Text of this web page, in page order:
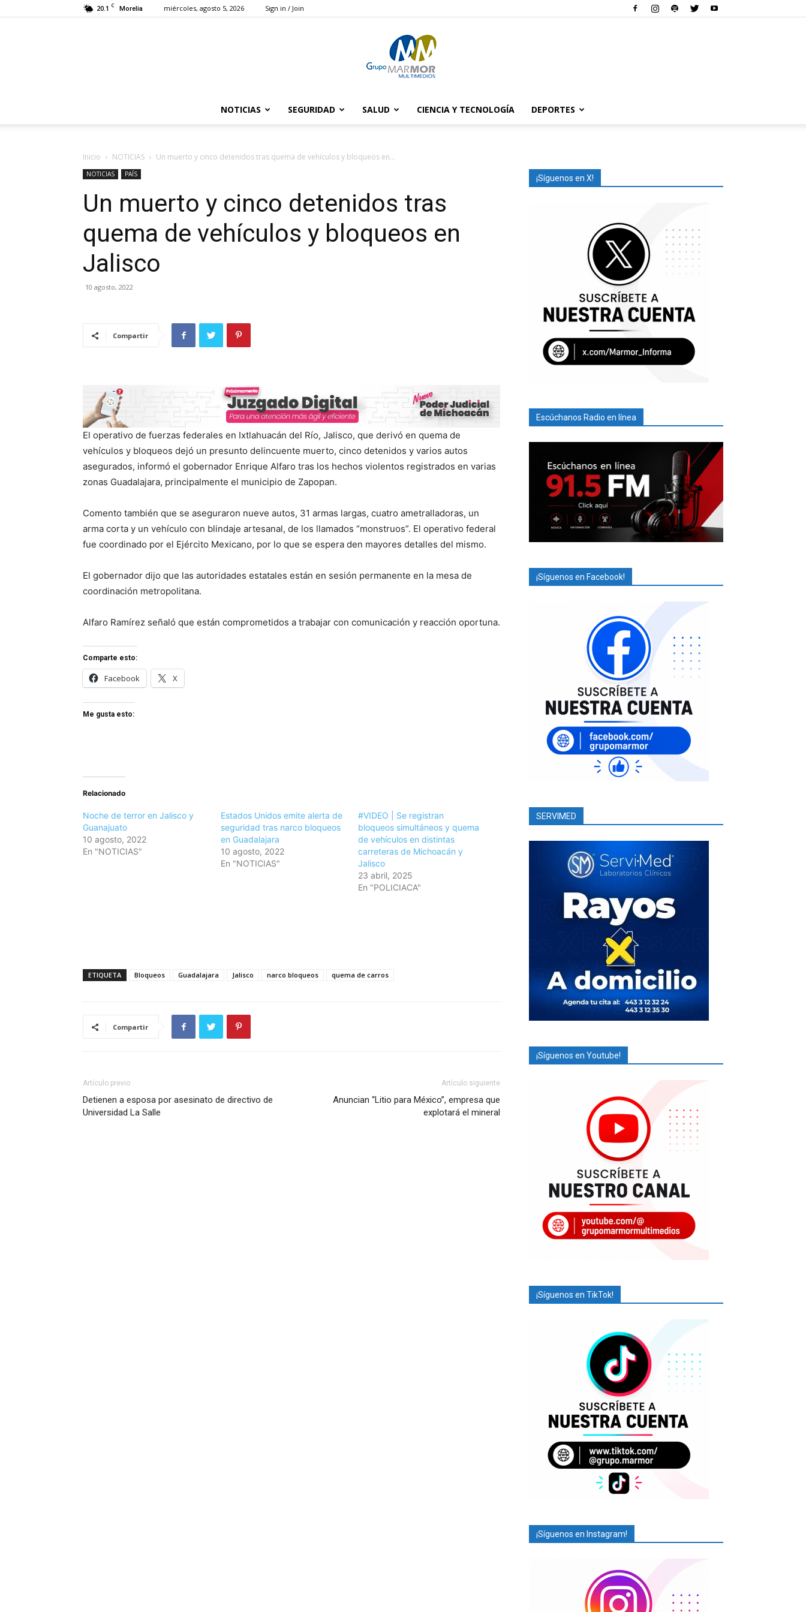
20.1 C Morelia miércoles, agosto 5, 2026 Sign in / Join
Marmor
NOTICIAS SEGURIDAD SALUD CIENCIA Y TECNOLOGÍA DEPORTES
Inicio NOTICIAS Un muerto y cinco detenidos tras quema de vehículos y bloqueos en...
NOTICIAS PAÍS
Un muerto y cinco detenidos tras
quema de vehículos y bloqueos en
Jalisco
10 agosto, 2022
Compartir
El operativo de fuerzas federales en Ixtlahuacán del Río, Jalisco, que derivó en quema de
vehículos y bloqueos dejó un presunto delincuente muerto, cinco detenidos y varios autos
asegurados, informó el gobernador Enrique Alfaro tras los hechos violentos registrados en varias
zonas Guadalajara, principalmente el municipio de Zapopan.
Comento también que se aseguraron nueve autos, 31 armas largas, cuatro ametralladoras, un
arma corta y un vehículo con blindaje artesanal, de los llamados “monstruos”. El operativo federal
fue coordinado por el Ejército Mexicano, por lo que se espera den mayores detalles del mismo.
El gobernador dijo que las autoridades estatales están en sesión permanente en la mesa de
coordinación metropolitana.
Alfaro Ramírez señaló que están comprometidos a trabajar con comunicación y reacción oportuna.
Comparte esto:
Facebook X
Me gusta esto:
Relacionado
Noche de terror en Jalisco y
Guanajuato
10 agosto, 2022
En "NOTICIAS"
Estados Unidos emite alerta de
seguridad tras narco bloqueos
en Guadalajara
10 agosto, 2022
En "NOTICIAS"
#VIDEO | Se registran
bloqueos simultáneos y quema
de vehículos en distintas
carreteras de Michoacán y
Jalisco
23 abril, 2025
En "POLICIACA"
ETIQUETA Bloqueos Guadalajara Jalisco narco bloqueos quema de carros
Compartir
Artículo previo
Detienen a esposa por asesinato de directivo de
Universidad La Salle
Artículo siguiente
Anuncian “Litio para México”, empresa que
explotará el mineral
¡Síguenos en X!
Escúchanos Radio en línea
¡Síguenos en Facebook!
SERVIMED
¡Síguenos en Youtube!
¡Síguenos en TikTok!
¡Síguenos en Instagram!